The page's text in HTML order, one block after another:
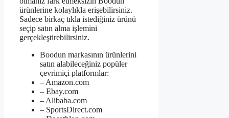
ürünlerine kolaylıkla erişebilirsiniz.
Sadece birkaç tıkla istediğiniz ürünü
seçip satın alma işlemini
gerçekleştirebilirsiniz.
Boodun markasının ürünlerini
satın alabileceğiniz popüler
çevrimiçi platformlar:
– Amazon.com
– Ebay.com
– Alibaba.com
– SportsDirect.com